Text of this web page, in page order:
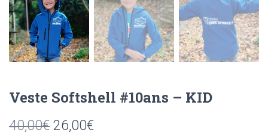
Veste Softshell #10ans – KID
40,00€ Le
26,00€Le